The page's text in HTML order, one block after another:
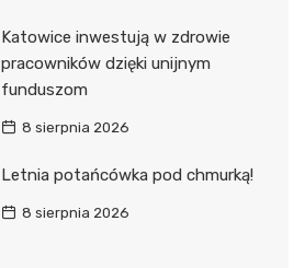
Katowice inwestują w zdrowie
pracowników dzięki unijnym
funduszom
8 sierpnia 2026
Letnia potańcówka pod chmurką!
8 sierpnia 2026